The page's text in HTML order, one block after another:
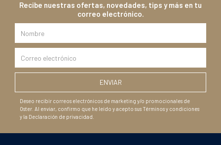
Recibe nuestras ofertas, novedades, tips y más en tu
correo electrónico.
Deseo recibir correos electrónicos de marketing y/o promocionales de
Oster. Al enviar, confirmo que he leído y acepto sus Términos y condiciones
y la Declaración de privacidad.